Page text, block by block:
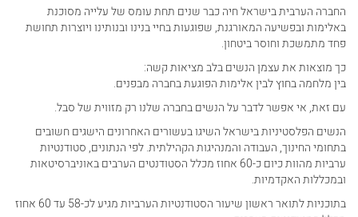
החברה הערבית בישראל חיה כבר שנים תחת עומס של עלייה מסוכנת
באלימות ובפשיעה המאורגנת, שפוגעות בחיי בנינו ובנותינו ויוצרות תחושת
פחד מתמשכת וחוסר ביטחון.
כך מוצאות את עצמן הנשים בלב מציאות קשה:
בין מלחמה בחוץ לבין אלימות הפוגעת בחברה מבפנים.
עם זאת, אי אפשר לדבר על הנשים בחברה שלנו רק מזווית של סבל.
הנשים הפלסטיניות בישראל השיגו בעשורים האחרונים הישגים חשובים
בתחומי החינוך, העבודה והמנהיגות הקהילתית. לפי הנתונים, סטודנטיות
ערביות מהוות כיום כ-60 אחוז מכלל הסטודנטים הערבים באוניברסיטאות
ובמכללות האקדמיות.
בתוכניות לתואר ראשון שיעור הסטודנטיות הערביות מגיע לכ-58 עד 60 אחוז